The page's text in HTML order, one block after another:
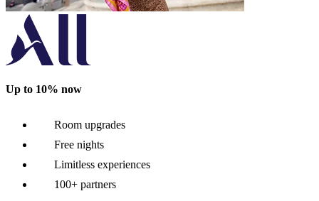
Up to 10% now
Room upgrades
Free nights
Limitless experiences
100+ partners